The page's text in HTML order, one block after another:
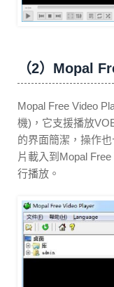
（2）Mopal
Mopal Free Video
機)，它支援播放
的界面簡潔，操作
片載入到Mopal
行播放。